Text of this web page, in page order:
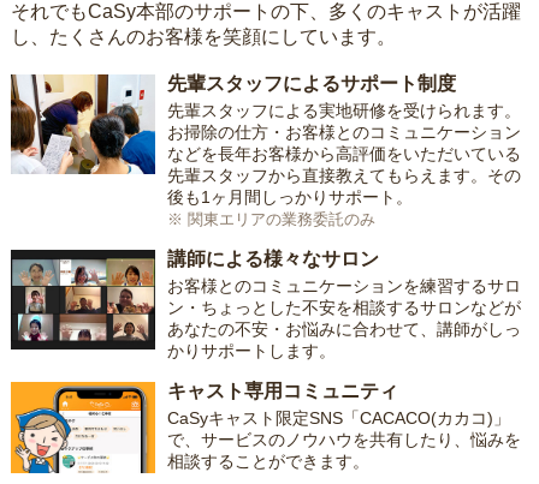
それでもCaSy本部のサポートの下、多くのキャストが活躍
し、たくさんのお客様を笑顔にしています。
先輩スタッフによるサポート制度
先輩スタッフによる実地研修を受けられます。
お掃除の仕方・お客様とのコミュニケーション
などを長年お客様から高評価をいただいている
先輩スタッフから直接教えてもらえます。その
後も1ヶ月間しっかりサポート。
※ 関東エリアの業務委託のみ
講師による様々なサロン
お客様とのコミュニケーションを練習するサロ
ン・ちょっとした不安を相談するサロンなどが
あなたの不安・お悩みに合わせて、講師がしっ
かりサポートします。
キャスト専用コミュニティ
CaSyキャスト限定SNS「CACACO(カカコ)」
で、サービスのノウハウを共有したり、悩みを
相談することができます。